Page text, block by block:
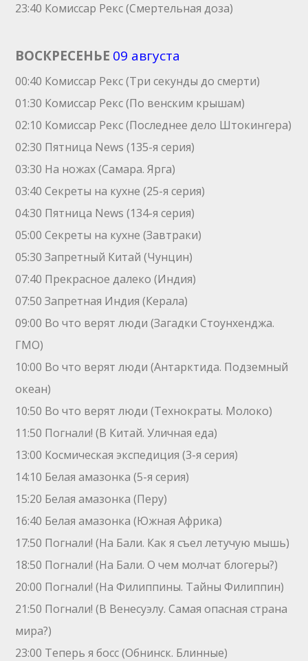
23:40 Комиссар Рекс (Смертельная доза)
ВОСКРЕСЕНЬЕ 09 августа
00:40 Комиссар Рекс (Три секунды до смерти)
01:30 Комиссар Рекс (По венским крышам)
02:10 Комиссар Рекс (Последнее дело Штокингера)
02:30 Пятница News (135-я серия)
03:30 На ножах (Самара. Ярга)
03:40 Секреты на кухне (25-я серия)
04:30 Пятница News (134-я серия)
05:00 Секреты на кухне (Завтраки)
05:30 Запретный Китай (Чунцин)
07:40 Прекрасное далеко (Индия)
07:50 Зaпрeтная Индия (Керала)
09:00 Во что верят люди (Загадки Стоунхенджа.
ГМО)
10:00 Во что верят люди (Антарктида. Подземный
океан)
10:50 Во что верят люди (Технократы. Молоко)
11:50 Погнали! (В Китай. Уличная еда)
13:00 Космическая экспедиция (3-я серия)
14:10 Белая амазонка (5-я серия)
15:20 Белая амазонка (Перу)
16:40 Белая амазонка (Южная Африка)
17:50 Погнали! (На Бали. Как я съел летучую мышь)
18:50 Погнали! (На Бали. О чем молчат блогеры?)
20:00 Погнали! (На Филиппины. Тайны Филиппин)
21:50 Погнали! (В Венесуэлу. Самая опасная страна
мира?)
23:00 Теперь я босс (Обнинск. Блинные)